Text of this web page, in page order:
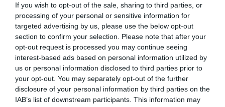
If you wish to opt-out of the sale, sharing to third parties, or
processing of your personal or sensitive information for
targeted advertising by us, please use the below opt-out
section to confirm your selection. Please note that after your
opt-out request is processed you may continue seeing
interest-based ads based on personal information utilized by
us or personal information disclosed to third parties prior to
your opt-out. You may separately opt-out of the further
disclosure of your personal information by third parties on the
IAB’s list of downstream participants. This information may